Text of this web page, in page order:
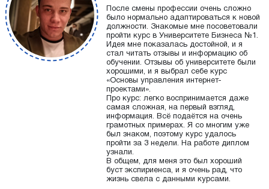
После смены профессии очень сложно
было нормально адаптироваться к новой
должности. Знакомые мне посоветовали
пройти курс в Университете Бизнеса №1.
Идея мне показалась достойной, и я
стал читать отзывы и информацию об
обучении. Отзывы об университете были
хорошими, и я выбрал себе курс
«Основы управления интернет-
проектами».
Про курс: легко воспринимается даже
самая сложная, на первый взгляд,
информация. Всё подаётся на очень
грамотных примерах. Я со многим уже
был знаком, поэтому курс удалось
пройти за 3 недели. На работе диплом
узнали.
В общем, для меня это был хороший
буст экспириенса, и я очень рад, что
жизнь свела с данными курсами.